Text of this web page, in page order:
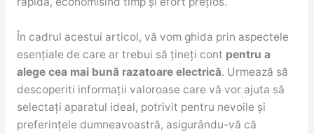
În cadrul acestui articol, vă vom ghida prin aspectele
esențiale de care ar trebui să țineți cont pentru a
alege cea mai bună razatoare electrică. Urmează să
descoperiti informații valoroase care vă vor ajuta să
selectați aparatul ideal, potrivit pentru nevoile și
preferințele dumneavoastră, asigurându-vă că